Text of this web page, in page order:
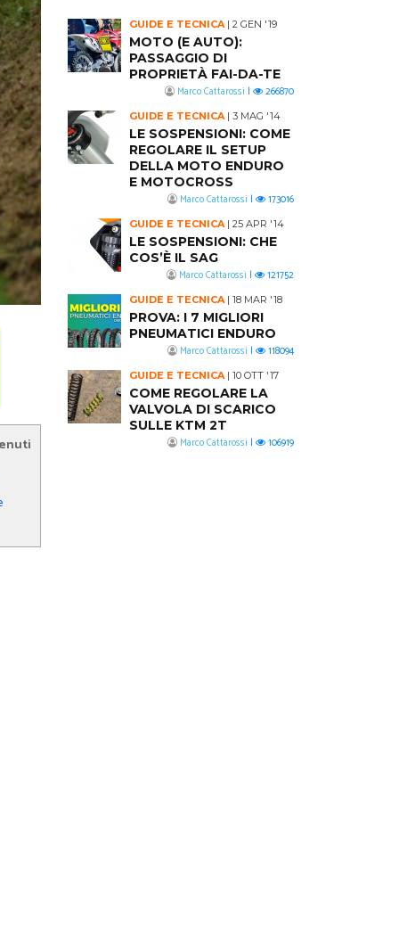
GUIDE E TECNICA | 2 GEN '19
MOTO (E AUTO):
PASSAGGIO DI
PROPRIETÀ FAI-DA-TE
Marco Cattarossi | 266870
GUIDE E TECNICA | 3 MAG '14
LE SOSPENSIONI: COME
REGOLARE IL SETUP
DELLA MOTO ENDURO
E MOTOCROSS
Marco Cattarossi | 173016
GUIDE E TECNICA | 25 APR '14
LE SOSPENSIONI: CHE
COS’È IL SAG
Marco Cattarossi | 121752
GUIDE E TECNICA | 18 MAR '18
PROVA: I 7 MIGLIORI
PNEUMATICI ENDURO
Marco Cattarossi | 118094
GUIDE E TECNICA | 10 OTT '17
COME REGOLARE LA
VALVOLA DI SCARICO
SULLE KTM 2T
Marco Cattarossi | 106919